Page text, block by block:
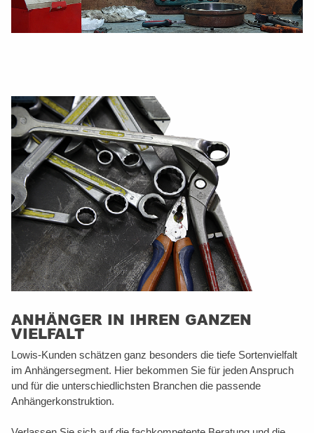
ANHÄNGER IN IHREN GANZEN
VIELFALT
Lowis-Kunden schätzen ganz besonders die tiefe Sortenvielfalt
im Anhängersegment. Hier bekommen Sie für jeden Anspruch
und für die unterschiedlichsten Branchen die passende
Anhängerkonstruktion.